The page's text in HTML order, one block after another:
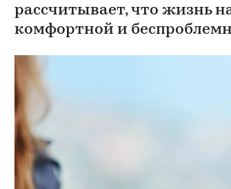
рассчитывает, что жизнь
комфортной и